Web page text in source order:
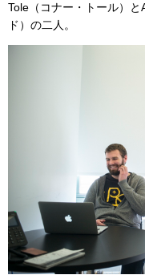
Tole（コナー・トール）
ド）の二人。